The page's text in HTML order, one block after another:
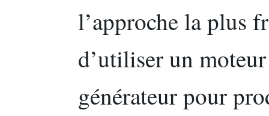
l’approche la plus
d’utiliser un
générateur pour